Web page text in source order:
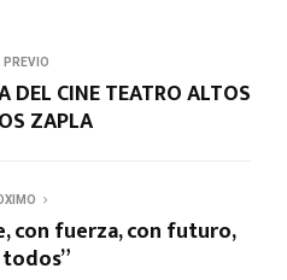
PREVIO
DEL CINE TEATRO ALTOS
ZAPLA
con fuerza, con futuro,